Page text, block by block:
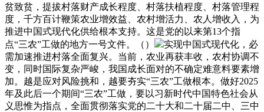
贫致贫，提拔村落财产成长程度、村落扶植程度、村落管理程
度，千方百计鞭策农业增效益、农村增活力、农人增收入，为
推进中国式现代化供给根本支持。这是党的以来第13个指
点“三农”工做的地方一号文件。（）
实现中国式现代化，必
需加速推进村落全面复兴。当前，农业再获丰收，农村协调不
变，同时国际复杂严峻，我国成长面对的不确定难意料要素增
加。越是应对风险挑和，越要夯实“三农”工做根本。做好2025
年及此后一个期间“三农”工做，要以习新时代中国特色社会从
义思惟为指点，全面贯彻落实党的二十大和二十届二中、三中